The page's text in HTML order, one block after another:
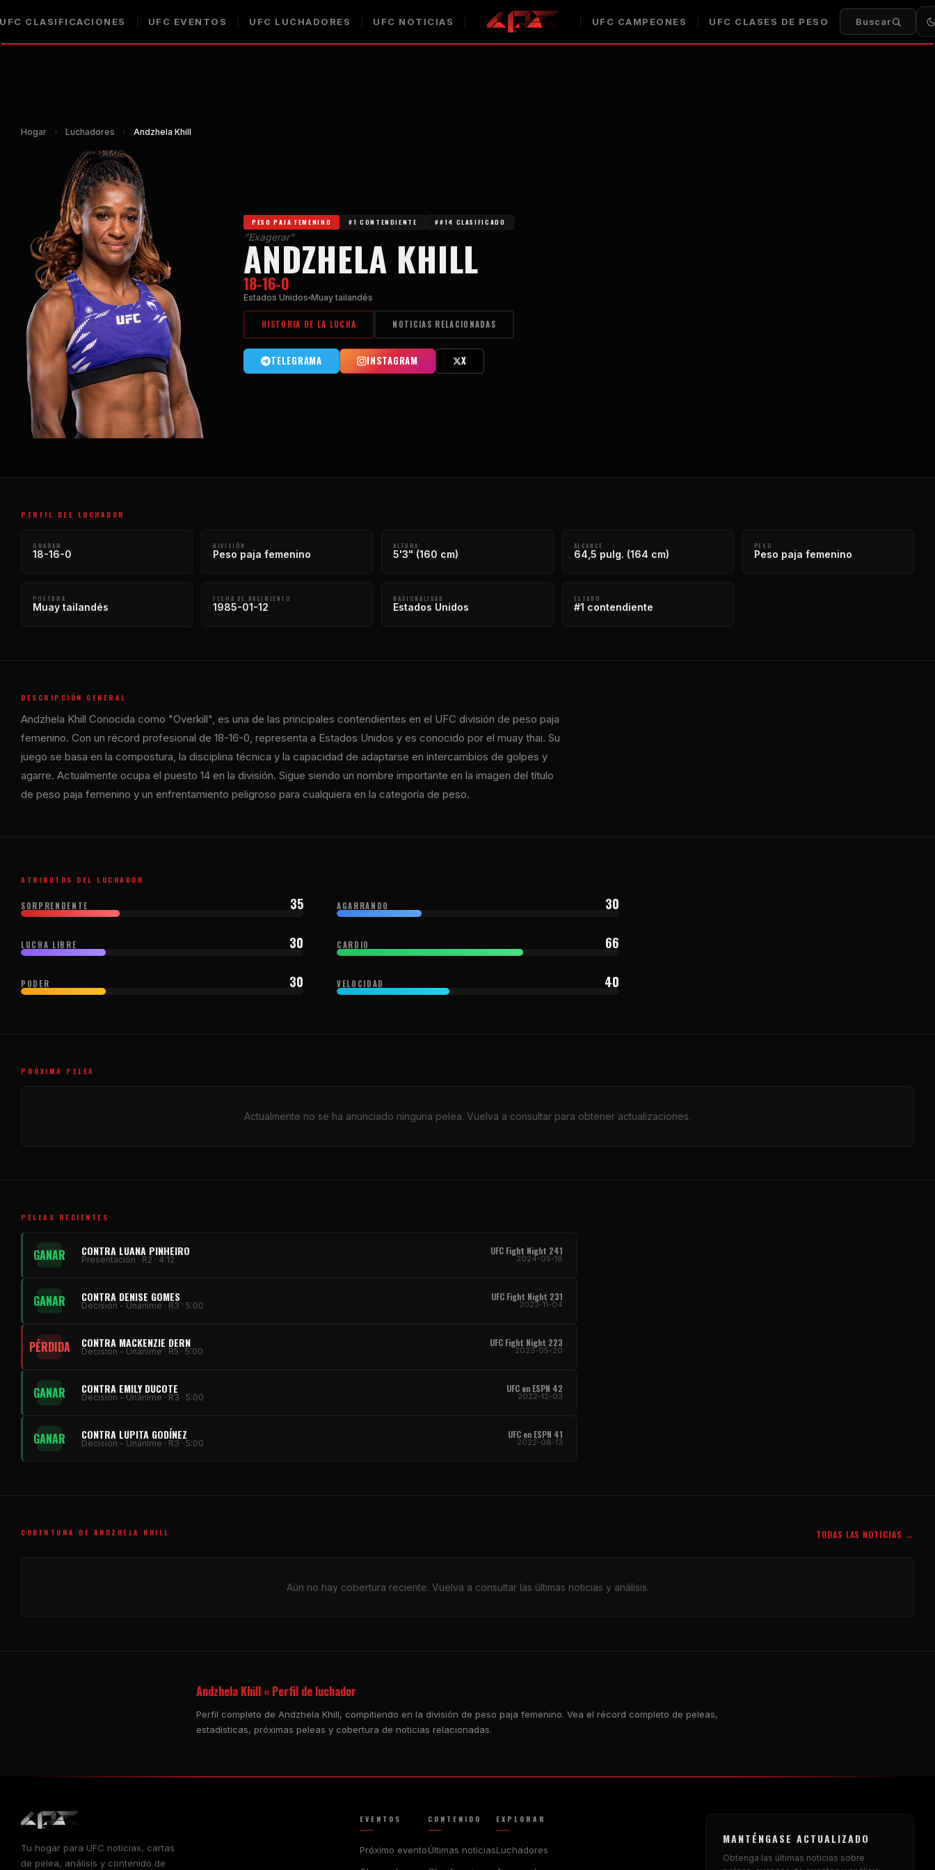
UFC CLASIFICACIONES UFC EVENTOS UFC LUCHADORES UFC NOTICIAS UFC CAMPEONES UFC CLASES DE PESO Buscar
Hogar › Luchadores › Andzhela Khill
PESO PAJA FEMENINO #1 CONTENDIENTE ##14 CLASIFICADO
"Exagerar"
ANDZHELA KHILL
18-16-0
Estados Unidos Muay tailandés
HISTORIA DE LA LUCHA NOTICIAS RELACIONADAS
TELEGRAMA INSTAGRAM X
PERFIL DEL LUCHADOR
GRABAR
18-16-0
DIVISIÓN
Peso paja femenino
ALTURA
5'3" (160 cm)
ALCANCE
64,5 pulg. (164 cm)
PESO
Peso paja femenino
POSTURA
Muay tailandés
FECHA DE NACIMIENTO
1985-01-12
NACIONALIDAD
Estados Unidos
ESTADO
#1 contendiente
DESCRIPCIÓN GENERAL
Andzhela Khill Conocida como "Overkill", es una de las principales contendientes en el UFC división de peso paja
femenino. Con un récord profesional de 18-16-0, representa a Estados Unidos y es conocido por el muay thai. Su
juego se basa en la compostura, la disciplina técnica y la capacidad de adaptarse en intercambios de golpes y
agarre. Actualmente ocupa el puesto 14 en la división. Sigue siendo un nombre importante en la imagen del título
de peso paja femenino y un enfrentamiento peligroso para cualquiera en la categoría de peso.
ATRIBUTOS DEL LUCHADOR
SORPRENDENTE 35 AGARRANDO 30
LUCHA LIBRE 30 CARDIO 66
PODER 30 VELOCIDAD 40
PRÓXIMA PELEA
Actualmente no se ha anunciado ninguna pelea. Vuelva a consultar para obtener actualizaciones.
PELEAS RECIENTES
GANAR CONTRA LUANA PINHEIRO
Presentación · R2 · 4:12
UFC Fight Night 241
2024-05-18
GANAR CONTRA DENISE GOMES
Decisión - Unánime · R3 · 5:00
UFC Fight Night 231
2023-11-04
PÉRDIDA CONTRA MACKENZIE DERN
Decisión - Unánime · R5 · 5:00
UFC Fight Night 223
2023-05-20
GANAR CONTRA EMILY DUCOTE
Decisión - Unánime · R3 · 5:00
UFC en ESPN 42
2022-12-03
GANAR CONTRA LUPITA GODÍNEZ
Decisión - Unánime · R3 · 5:00
UFC en ESPN 41
2022-08-13
COBERTURA DE ANDZHELA KHILL TODAS LAS NOTICIAS →
Aún no hay cobertura reciente. Vuelva a consultar las últimas noticias y análisis.
Andzhela Khill « Perfil de luchador
Perfil completo de Andzhela Khill, compitiendo en la división de peso paja femenino. Vea el récord completo de peleas,
estadísticas, próximas peleas y cobertura de noticias relacionadas.
Tu hogar para UFC noticias, cartas
de pelea, análisis y contenido de
EVENTOS
Próximo evento
CONTENIDO
Últimas noticias
EXPLORAR
Luchadores
MANTÉNGASE ACTUALIZADO
Obtenga las últimas noticias sobre